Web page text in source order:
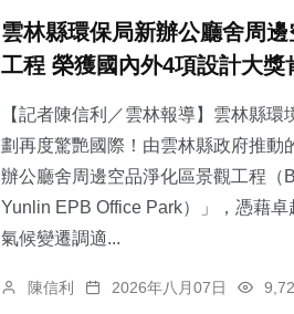
雲林縣環保局新辦公廳舍周
工程 榮獲國內外4項設計大獎
【記者陳信利／雲林報導】雲林縣環
劃再度驚艷國際！由雲林縣政府推動
辦公廳舍周邊空品淨化區景觀工程（
Yunlin EPB Office Park）」，憑藉
氣候變遷調適...
陳信利 2026年八月07日